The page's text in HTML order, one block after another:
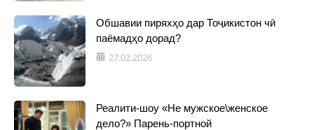
Обшавии пиряхҳо дар Тоҷикистон чӣ
паёмадҳо дорад?
27.02.2026
Реалити-шоу «Не мужское\женское
дело?» Парень-портной